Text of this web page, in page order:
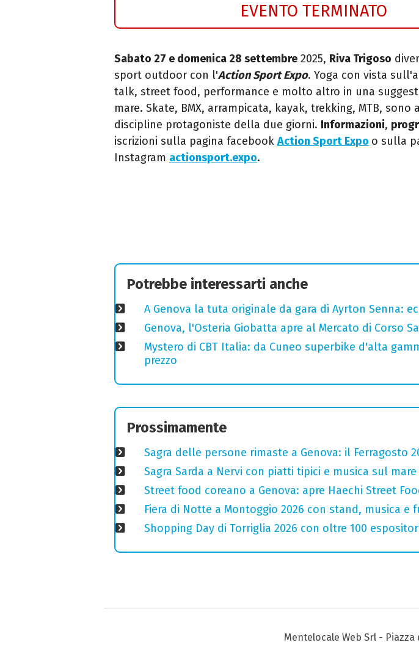
EVENTO TERMINATO
Sabato 27 e domenica 28 settembre 2025, Riva Trigoso
sport outdoor con l'Action Sport Expo. Yoga con vista
talk, street food, performance e molto altro in una
mare. Skate, BMX, arrampicata, kayak, trekking, MTB, sono
discipline protagoniste della due giorni. Informazioni,
iscrizioni sulla pagina facebookAction Sport Expo o sulla
Instagram actionsport.expo.
Potrebbe interessarti anche
A Genova la tuta originale da gara di Ayrton Senna:
Genova, l'Osteria Giobatta apre al Mercato di Corso
Mystero di CBT Italia: da Cuneo superbike d'alta
prezzo
Prossimamente
Sagra delle persone rimaste a Genova: il Ferragosto
Sagra Sarda a Nervi con piatti tipici e musica sul mare
Street food coreano a Genova: apre Haechi Street
Fiera di Notte a Montoggio 2026 con stand, musica e
Shopping Day di Torriglia 2026 con oltre 100
Mentelocale Web Srl -